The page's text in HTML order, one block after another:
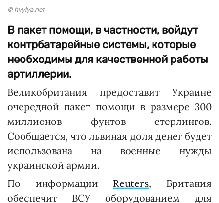
© hvylya.net
В пакет помощи, в частности, войдут
контрбатарейные системы, которые
необходимы для качественной работы
артиллерии.
Великобритания предоставит Украине
очередной пакет помощи в размере 300
миллионов фунтов стерлингов.
Сообщается, что львиная доля денег будет
использована на военные нужды
украинской армии.
По информации Reuters, Британия
обеспечит ВСУ оборудованием для